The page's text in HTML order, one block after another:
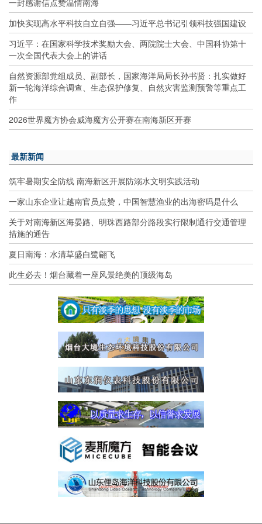
一封感谢信点赞温情南海
加快实现高水平科技自立自强——习近平总书记引领科技强国建设
习近平：在国家科学技术奖励大会、两院院士大会、中国科协第十
一次全国代表大会上的讲话
自然资源部党组成员、副部长，国家海洋局局长孙书贤：扎实做好
新一轮海洋综合调查、生态保护修复、自然灾害监测预警等重点工
作
2026世界魔方协会威海魔方公开赛在南海新区开赛
最新新闻
筑牢暑期安全防线 南海新区开展防溺水文明实践活动
一家山东企业让越南官员点赞，中国智慧渔业的出海密码是什么
关于对南海新区海晏路、明珠西路部分路段实行限制通行交通管理
措施的通告
夏日南海：水清草盛白鹭翩飞
此生必去！烟台藏着一座风景绝美的顶级海岛